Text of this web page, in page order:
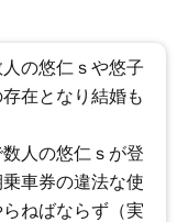
の悠仁ｓや悠子
在となり結婚も
人の悠仁ｓが登
車券の違法な使
ねばならず（実